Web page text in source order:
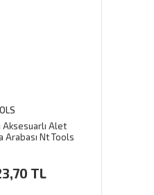
Aksesuarlı Alet
Arabası Nt Tools
TL